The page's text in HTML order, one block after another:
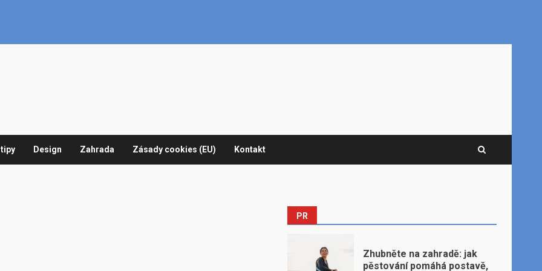
Design Zahrada Zásady cookies (EU) Kontakt
PR
Zhubněte na zahradě: jak
pěstování pomáhá postavě,